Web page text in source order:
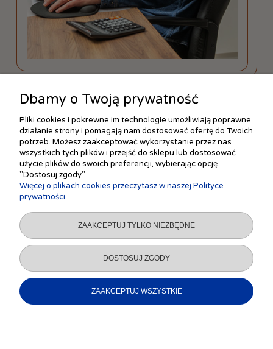
ZAKUPY
MOJE KONTO
INFORMACJE
Dbamy o Twoją prywatność
Pliki cookies i pokrewne im technologie umożliwiają poprawne
działanie strony i pomagają nam dostosować ofertę do Twoich
potrzeb. Możesz zaakceptować wykorzystanie przez nas
wszystkich tych plików i przejść do sklepu lub dostosować
użycie plików do swoich preferencji, wybierając opcję
"Dostosuj zgody".
Więcej o plikach cookies przeczytasz w naszej Polityce
prywatności.
ZAAKCEPTUJ TYLKO NIEZBĘDNE
DOSTOSUJ ZGODY
ZAAKCEPTUJ WSZYSTKIE